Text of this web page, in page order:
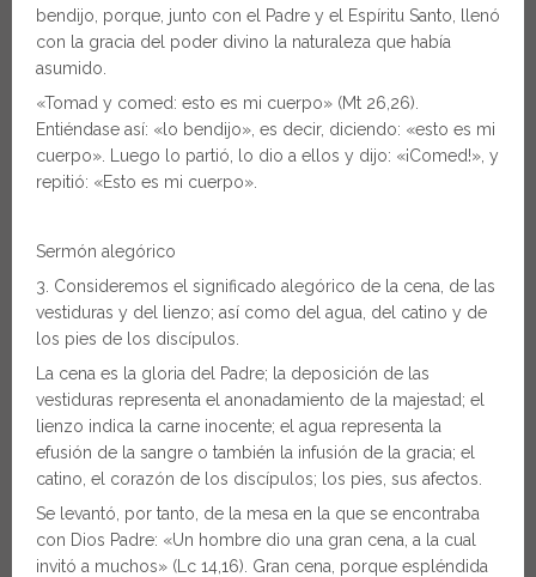
bendijo, porque, junto con el Padre y el Espíritu Santo, llenó
con la gracia del poder divino la naturaleza que había
asumido.
«Tomad y comed: esto es mi cuerpo» (Mt 26,26).
Entiéndase así: «lo bendijo», es decir, diciendo: «esto es mi
cuerpo». Luego lo partió, lo dio a ellos y dijo: «¡Comed!», y
repitió: «Esto es mi cuerpo».
Sermón alegórico
3. Consideremos el significado alegórico de la cena, de las
vestiduras y del lienzo; así como del agua, del catino y de
los pies de los discípulos.
La cena es la gloria del Padre; la deposición de las
vestiduras representa el anonadamiento de la majestad; el
lienzo indica la carne inocente; el agua representa la
efusión de la sangre o también la infusión de la gracia; el
catino, el corazón de los discípulos; los pies, sus afectos.
Se levantó, por tanto, de la mesa en la que se encontraba
con Dios Padre: «Un hombre dio una gran cena, a la cual
invitó a muchos» (Lc 14,16). Gran cena, porque espléndida